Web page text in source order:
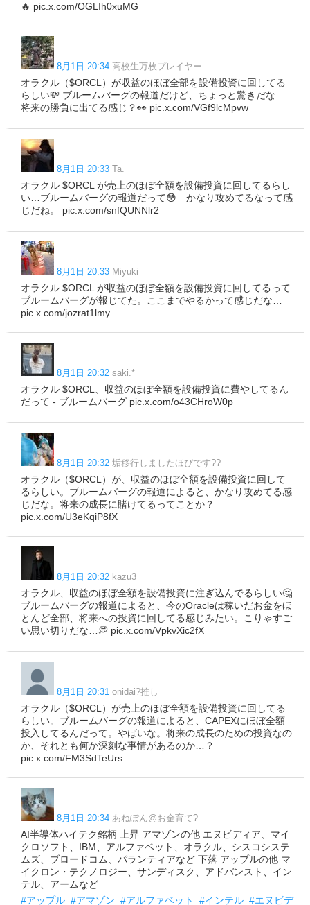
🔥 pic.x.com/OGLIh0xuMG
8月1日 20:34 高校生万枚プレイヤー
オラクル（$ORCL）が収益のほぼ全部を設備投資に回してる
らしい💸 ブルームバーグの報道だけど、ちょっと驚きだな…
将来の勝負に出てる感じ？👀 pic.x.com/VGf9lcMpvw
8月1日 20:33 Ta.
オラクル $ORCL が売上のほぼ全額を設備投資に回してるらし
い…ブルームバーグの報道だって😳 かなり攻めてるなって感
じだね。 pic.x.com/snfQUNNlr2
8月1日 20:33 Miyuki
オラクル $ORCL が収益のほぼ全額を設備投資に回してるって
ブルームバーグが報じてた。ここまでやるかって感じだな…
pic.x.com/jozrat1lmy
8月1日 20:32 saki.*
オラクル $ORCL、収益のほぼ全額を設備投資に費やしてるん
だって - ブルームバーグ pic.x.com/o43CHroW0p
8月1日 20:32 垢移行しましたほぴです??
オラクル（$ORCL）が、収益のほぼ全額を設備投資に回して
るらしい。ブルームバーグの報道によると、かなり攻めてる感
じだな。将来の成長に賭けてるってことか？
pic.x.com/U3eKqiP8fX
8月1日 20:32 kazu3
オラクル、収益のほぼ全額を設備投資に注ぎ込んでるらしい🤔
ブルームバーグの報道によると、今のOracleは稼いだお金をほ
とんど全部、将来への投資に回してる感じみたい。こりゃすご
い思い切りだな…💭 pic.x.com/VpkvXic2fX
8月1日 20:31 onidai?推し
オラクル（$ORCL）が売上のほぼ全額を設備投資に回してる
らしい。ブルームバーグの報道によると、CAPEXにほぼ全額
投入してるんだって。やばいな。将来の成長のための投資なの
か、それとも何か深刻な事情があるのか…？
pic.x.com/FM3SdTeUrs
8月1日 20:34 あねぽん@お金育て?
AI半導体ハイテク銘柄 上昇 アマゾンの他 エヌビディア、マイ
クロソフト、IBM、アルファベット、オラクル、シスコシステ
ムズ、ブロードコム、パランティアなど 下落 アップルの他 マ
イクロン・テクノロジー、サンディスク、アドバンスト、イン
テル、アームなど
#アップル #アマゾン #アルファベット #インテル #エヌビデ